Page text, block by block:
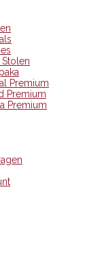
Premium
Premium
Premium